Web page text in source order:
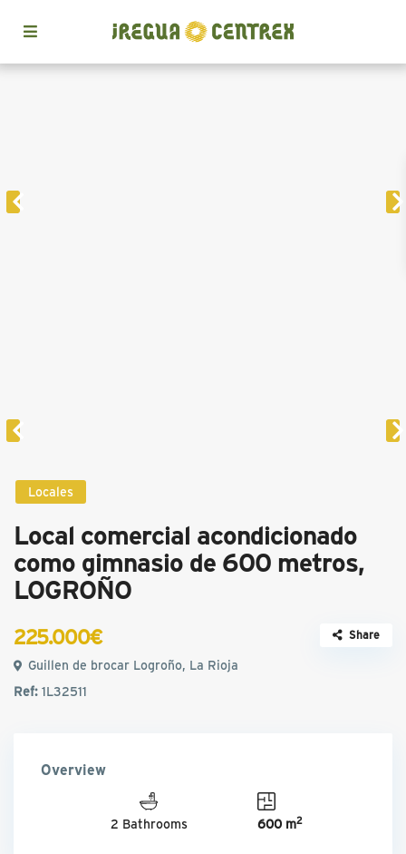
Locales
Local comercial acondicionado
como gimnasio de 600 metros,
LOGROÑO
225.000€
Guillen de brocar Logroño, La Rioja
Ref:1L32511
Share
Overview
2 Bathrooms 600 m2